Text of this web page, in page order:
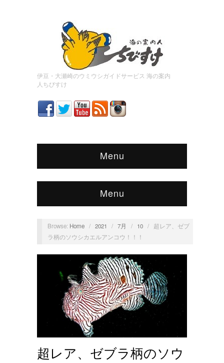
伊豆・大瀬崎のウミウシガイドサービス 海の案内
人ちびすけ
Menu
Menu
Browse: Home / 2021 / 7月 / 10 /
超レア、ゼブ
ラ柄のソウシカエルアンコウ！！！
超レア、ゼブラ柄のソウ